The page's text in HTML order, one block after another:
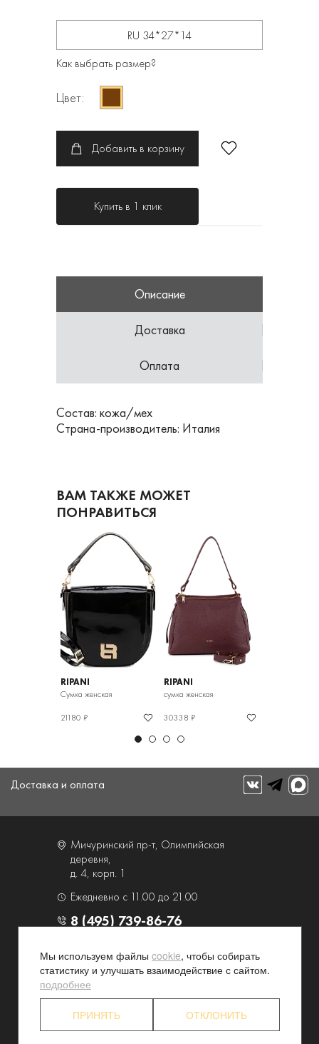
RU 34*27*14
Как выбрать размер?
Цвет:
Добавить в корзину
Купить в 1 клик
Описание
Доставка
Оплата
Состав: кожа/мех
Страна-производитель: Италия
ВАМ ТАКЖЕ МОЖЕТ
ПОНРАВИТЬСЯ
RIPANI
Сумка женская
21180 ₽
RIPANI
сумка женская
30338 ₽
Доставка и оплата
Мичуринский пр-т, Олимпийская
деревня,
д. 4, корп. 1
Ежедневно с 11.00 до 21.00
8 (495) 739-86-76
О компании
Услуги
Контакты и схема проезда
Наши преимущества
Партнерские программы
Конфиденциальность
Акционерам
Мы используем файлы cookie, чтобы собирать
статистику и улучшать взаимодействие с сайтом.
подробнее
ПРИНЯТЬ ОТКЛОНИТЬ